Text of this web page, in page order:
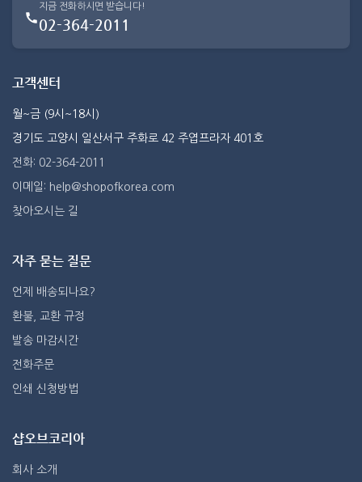
지금 전화하시면 받습니다!
02-364-2011
고객센터
월~금 (9시~18시)
경기도 고양시 일산서구 주화로 42 주엽프라자 401호
전화: 02-364-2011
이메일: help@shopofkorea.com
찾아오시는 길
자주 묻는 질문
언제 배송되나요?
환불, 교환 규정
발송 마감시간
전화주문
인쇄 신청방법
샵오브코리아
회사 소개